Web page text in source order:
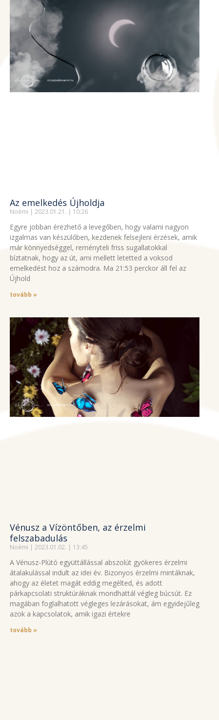
Az emelkedés Újholdja
Noémi 2023.01.21. 10:26
Egyre jobban érezhető a levegőben, hogy valami nagyon
izgalmas van készülőben, kezdenek felsejleni érzések, amik
már könnyedséggel, reményteli friss sugallatokkal
bíztatnak, hogy az út, ami mellett letetted a voksod
emelkedést hoz a számodra. Ma 21:53 perckor áll fel az
Újhold
tovább »
Vénusz a Vízöntőben, az érzelmi
felszabadulás
Noémi 2023.01.02. 13:45
A Vénusz-Plútó együttállással abszolút gyökeres érzelmi
átalakulással indult az idei év. Bizonyos érzelmi mintáknak,
ahogy az életet magát eddig megélted, és adott
párkapcsolati struktúráknak mondhattál végleg búcsút. Ez
magában foglalhatott végleges lezárásokat, ám egyidejűleg
azok a kapcsolatok, amik igazi értekre
tovább »